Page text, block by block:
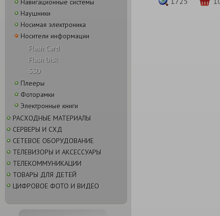
Навигационные системы
Наушники
Носимая электроника
Носители информации
Flash Card
Flash Disk
SSD
Плееры
Фоторамки
Электронные книги
РАСХОДНЫЕ МАТЕРИАЛЫ
СЕРВЕРЫ И СХД
СЕТЕВОЕ ОБОРУДОВАНИЕ
ТЕЛЕВИЗОРЫ И АКСЕССУАРЫ
ТЕЛЕКОММУНИКАЦИИ
ТОВАРЫ ДЛЯ ДЕТЕЙ
ЦИФРОВОЕ ФОТО И ВИДЕО